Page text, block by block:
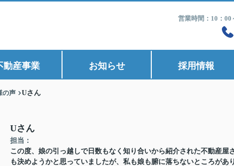
営業時間：10：
動産事業 お知らせ 採用情報
の声 Uさん
Uさん
担当：
この度、娘の引っ越しで日数もなく知り合いから紹介された不動産屋
も決めようかと思っていましたが、私も娘も腑に落ちないところがあ